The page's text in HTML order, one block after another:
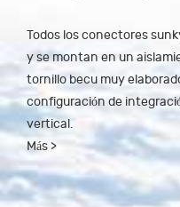
Todos los conectores
y se montan en un
tornillo becu muy
configuración de
vertical.
Más >